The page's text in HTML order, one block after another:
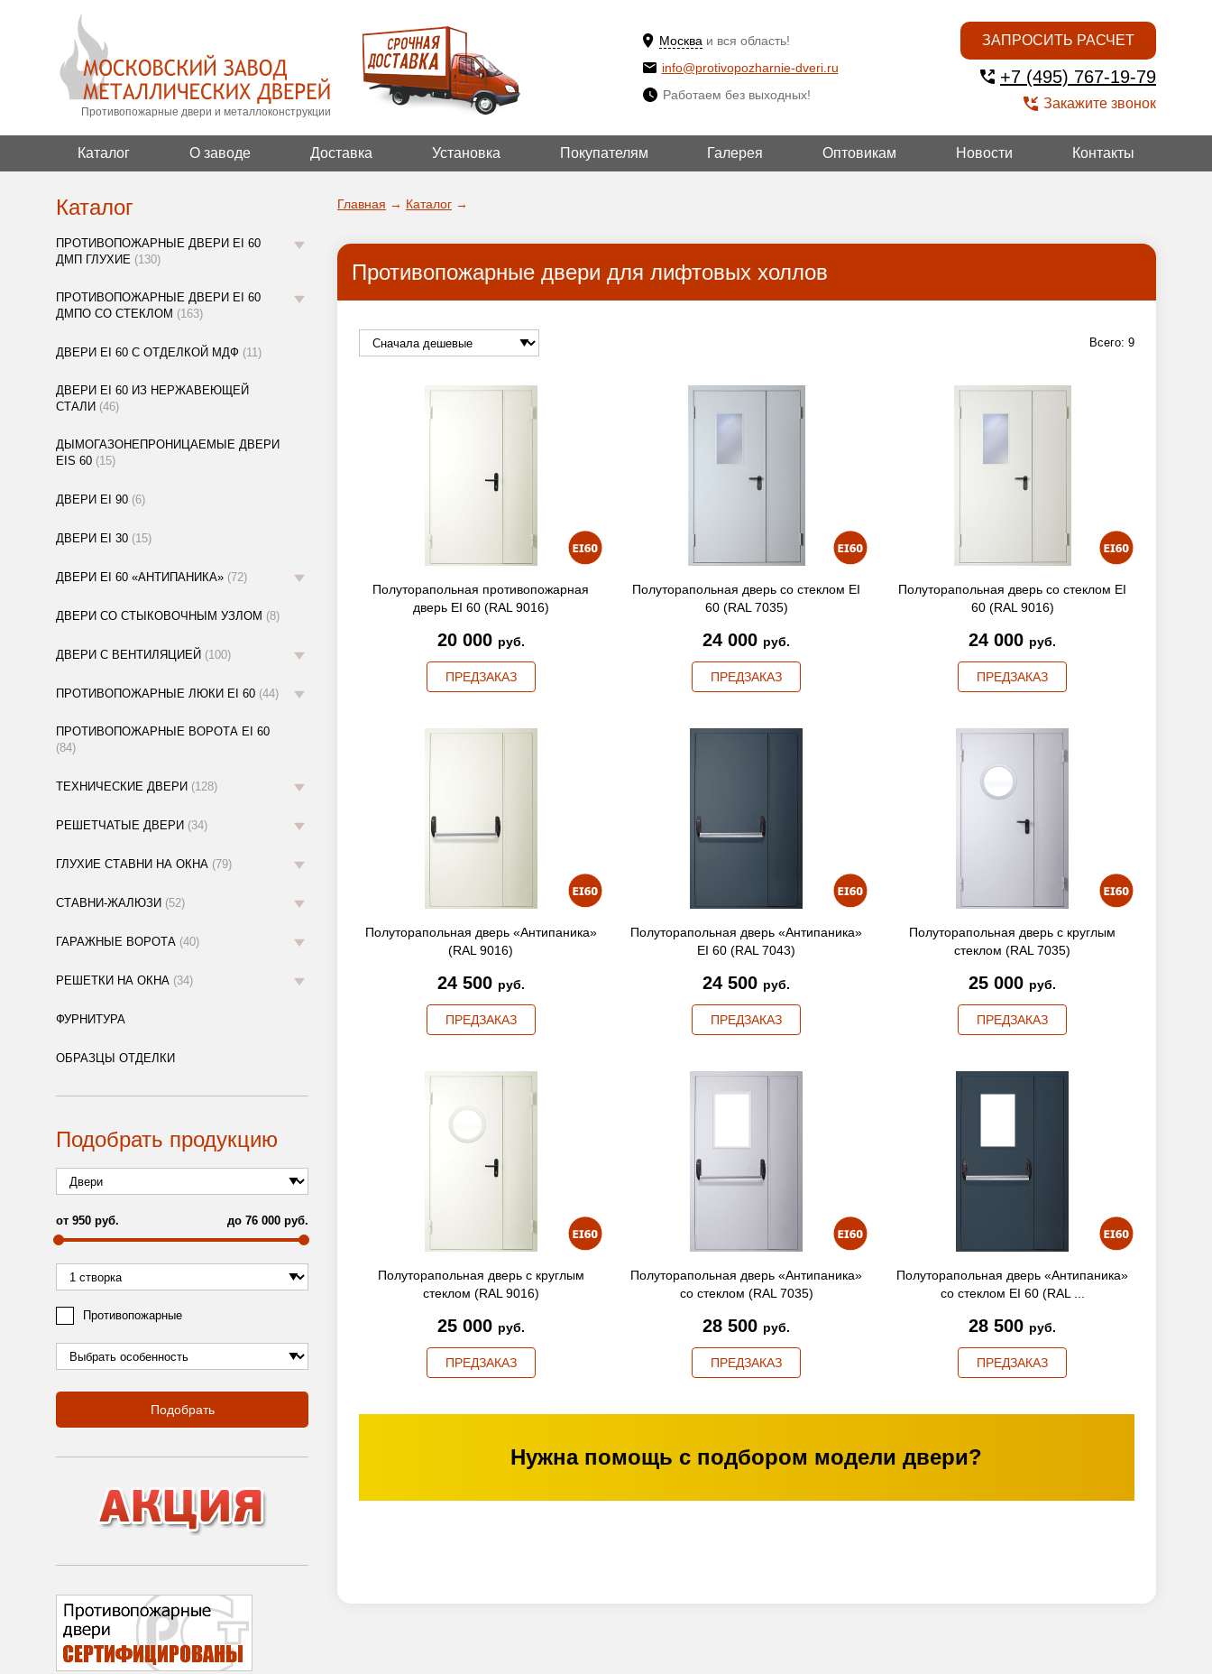
Противопожарные двери и металлоконструкции
Москва и вся область!
ДА!
ВЫБРАТЬ ДРУГОЙ
info@protivopozharnie-dveri.ru
Работаем без выходных!
ЗАПРОСИТЬ РАСЧЕТ
+7 (495) 767-19-79
Закажите звонок
Каталог О заводе Доставка Установка Покупателям Галерея Оптовикам Новости Контакты
Каталог
ПРОТИВОПОЖАРНЫЕ ДВЕРИ EI 60
ДМП ГЛУХИЕ (130)
ПРОТИВОПОЖАРНЫЕ ДВЕРИ EI 60
ДМПО СО СТЕКЛОМ (163)
ДВЕРИ EI 60 С ОТДЕЛКОЙ МДФ (11)
ДВЕРИ EI 60 ИЗ НЕРЖАВЕЮЩЕЙ
СТАЛИ (46)
ДЫМОГАЗОНЕПРОНИЦАЕМЫЕ ДВЕРИ
EIS 60 (15)
ДВЕРИ EI 90 (6)
ДВЕРИ EI 30 (15)
ДВЕРИ EI 60 «АНТИПАНИКА» (72)
ДВЕРИ СО СТЫКОВОЧНЫМ УЗЛОМ (8)
ДВЕРИ С ВЕНТИЛЯЦИЕЙ (100)
ПРОТИВОПОЖАРНЫЕ ЛЮКИ EI 60 (44)
ПРОТИВОПОЖАРНЫЕ ВОРОТА EI 60
(84)
ТЕХНИЧЕСКИЕ ДВЕРИ (128)
РЕШЕТЧАТЫЕ ДВЕРИ (34)
ГЛУХИЕ СТАВНИ НА ОКНА (79)
СТАВНИ-ЖАЛЮЗИ (52)
ГАРАЖНЫЕ ВОРОТА (40)
РЕШЕТКИ НА ОКНА (34)
ФУРНИТУРА
ОБРАЗЦЫ ОТДЕЛКИ
Подобрать продукцию
от 950 руб. до 76 000 руб.
Противопожарные
Подобрать
Главная → Каталог →
Противопожарные двери для лифтовых холлов
Всего: 9
Полуторапольная противопожарная
дверь EI 60 (RAL 9016)
20 000 руб.
ПРЕДЗАКАЗ
Полуторапольная дверь со стеклом EI
60 (RAL 7035)
24 000 руб.
ПРЕДЗАКАЗ
Полуторапольная дверь со стеклом EI
60 (RAL 9016)
24 000 руб.
ПРЕДЗАКАЗ
Полуторапольная дверь «Антипаника»
(RAL 9016)
24 500 руб.
ПРЕДЗАКАЗ
Полуторапольная дверь «Антипаника»
EI 60 (RAL 7043)
24 500 руб.
ПРЕДЗАКАЗ
Полуторапольная дверь с круглым
стеклом (RAL 7035)
25 000 руб.
ПРЕДЗАКАЗ
Полуторапольная дверь с круглым
стеклом (RAL 9016)
25 000 руб.
ПРЕДЗАКАЗ
Полуторапольная дверь «Антипаника»
со стеклом (RAL 7035)
28 500 руб.
ПРЕДЗАКАЗ
Полуторапольная дверь «Антипаника»
со стеклом EI 60 (RAL ...
28 500 руб.
ПРЕДЗАКАЗ
Нужна помощь с подбором модели двери?